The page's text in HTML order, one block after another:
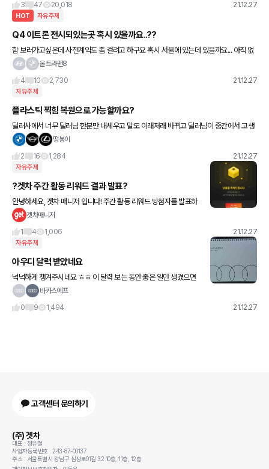
3
47 20,018 21.12.27
HOT 자유주제
Q4 이트론 전시되있는곳 혹시 있을까요..??
함 보러가고싶은데 사전계약도 좀 걸려고 하구요 혹시 서울에 있는데 있을까요... 아직 없
으려나요ㅠ울트라맨8
4
10 2,730 21.12.27
자유주제
플라스틱 찍힘 복원으로 가능할까요?
딜러사에서 너무 딜러님 한분만 내세우고 말도 이래저래 바뀌고 딜러님이 중간에서 고생
하셨는데 제가 딜러님 개인의 고혈을 짜는거 같아서 결국엔 취소했습니다... 댓글주신분들
떵붕이
2
16 1,284 21.12.27
자유주제
?겟차 주간 활동 리워드 결과 발표?
안녕하세요, 겟차 매니저 입니다! 주간 활동 리워드 당첨자를 발표하
는 날이 돌아왔습니다. 5만원 상당의 SK 주유/이마트 상품권부터 스
겟차매니저
1
4 1,006 21.12.27
자유주제
아우디 달력 받았네요
넉넉하게 챙겨주시네요 ㅎㅎ 이 달력 보는 동안 좋은 일만 생겼으면
좋겠습니다 모두 한해 마무리 잘 하셔요
바카스에프
0
9 1,494 21.12.27
고객센터 문의하기
(주) 겟차
대표 : 정유철
사업자등록번호 : 243-87-00137
주소 : 서울특별시 강남구 삼성로91길 32 10층, 11층, 12층